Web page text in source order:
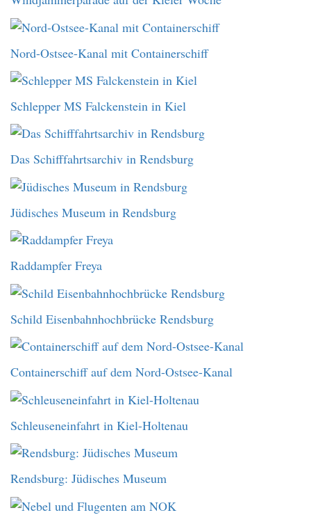
Nord-Ostsee-Kanal mit Containerschiff
Schlepper MS Falckenstein in Kiel
Das Schifffahrtsarchiv in Rendsburg
Jüdisches Museum in Rendsburg
Raddampfer Freya
Schild Eisenbahnhochbrücke Rendsburg
Containerschiff auf dem Nord-Ostsee-Kanal
Schleuseneinfahrt in Kiel-Holtenau
Rendsburg: Jüdisches Museum